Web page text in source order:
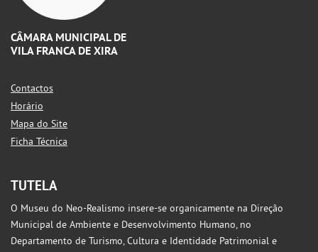
CÂMARA MUNICIPAL DE
VILA FRANCA DE XIRA
Contactos
Horário
Mapa do Site
Ficha Técnica
TUTELA
O Museu do Neo-Realismo insere-se organicamente na Direção
Municipal de Ambiente e Desenvolvimento Humano, no
Departamento de Turismo, Cultura e Identidade Patrimonial e